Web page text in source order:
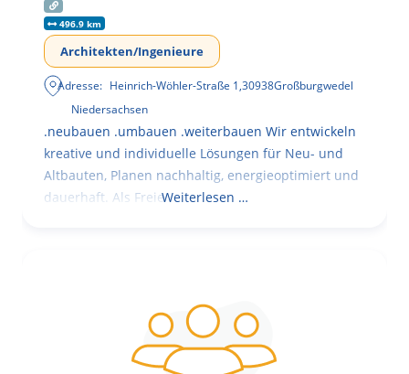
496.9 km
Architekten/Ingenieure
Adresse: Heinrich-Wöhler-Straße 1,30938Großburgwedel
Niedersachsen
.neubauen .umbauen .weiterbauen Wir entwickeln
kreative und individuelle Lösungen für Neu- und
Altbauten, Planen nachhaltig, energieoptimiert und
dauerhaft. Als FreieWeiterlesen …